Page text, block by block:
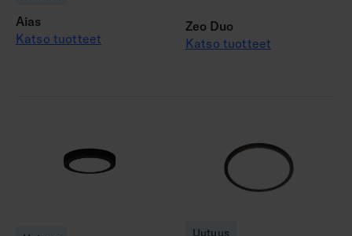
Aias
Katso tuotteet
Zeo Duo
Katso tuotteet
Uutuus